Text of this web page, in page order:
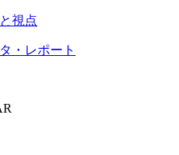
視点
・レポート